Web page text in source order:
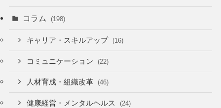
コラム (198)
キャリア・スキルアップ (16)
コミュニケーション (22)
人材育成・組織改革 (46)
健康経営・メンタルヘルス (24)